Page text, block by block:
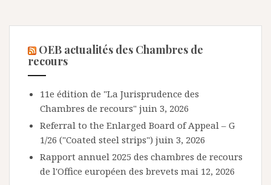
OEB actualités des Chambres de
recours
11e édition de "La Jurisprudence des
Chambres de recours" juin 3, 2026
Referral to the Enlarged Board of Appeal – G
1/26 ("Coated steel strips") juin 3, 2026
Rapport annuel 2025 des chambres de recours
de l'Office européen des brevets mai 12, 2026